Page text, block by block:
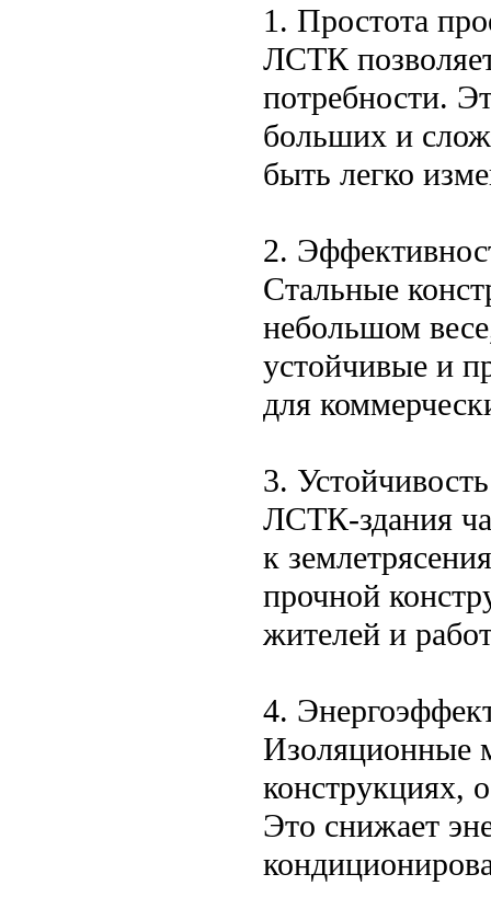
1. Простота
ЛСТК
потребности.
больших и
быть легко
2.
Стальные
небольшом
устойчивые и
для
3.
ЛСТК-здания
к
прочной
жителей и
4.
Изоляционные
конструкциях,
Это снижает